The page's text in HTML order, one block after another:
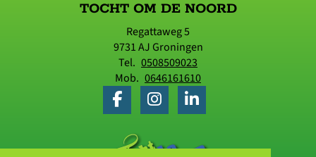
TOCHT OM DE NOORD
Regattaweg 5
9731 AJGroningen
Tel. 0508509023
Mob. 0646161610